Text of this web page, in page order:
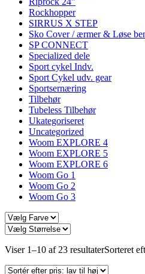
Rockhopper
SIRRUS X STEP
Sko Cover / ærmer & Løse
SP CONNECT
Specialized dele
Sport cykel Indv.
Sport Cykel udv. gear
Sportsernæring
Tilbehør
Tubeless Tilbehør
Ukategoriseret
Uncategorized
Woom EXPLORE 4
Woom EXPLORE 5
Woom EXPLORE 6
Woom Go 1
Woom Go 2
Woom Go 3
Viser 1–10 af 23 resultaterSorteret